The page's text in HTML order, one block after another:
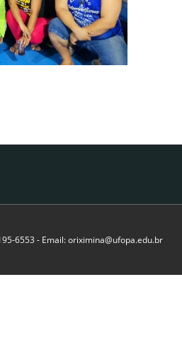
6553 - Email: oriximina@ufopa.edu.br